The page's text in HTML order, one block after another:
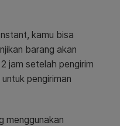
kamu bisa
barang akan
jam setelah pengirim
pengiriman
menggunakan